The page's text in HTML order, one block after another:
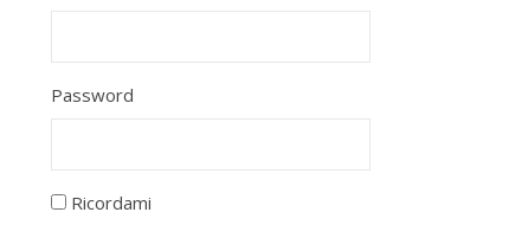
Password
Ricordami